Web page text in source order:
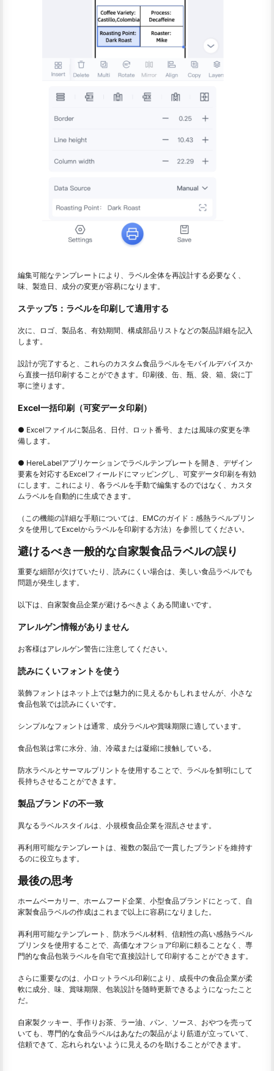
編集可能なテンプレートにより、ラベル全体を再設計する必要なく、
味、製造日、成分の変更が容易になります。
ステップ5：ラベルを印刷して適用する
次に、ロゴ、製品名、有効期間、構成部品リストなどの製品詳細を記入
します。
設計が完了すると、これらのカスタム食品ラベルをモバイルデバイスか
ら直接一括印刷することができます。印刷後、缶、瓶、袋、箱、袋に丁
寧に塗ります。
Excel一括印刷（可変データ印刷）
● Excelファイルに製品名、日付、ロット番号、または風味の変更を準
備します。
● HereLabelアプリケーションでラベルテンプレートを開き、デザイン
要素を対応するExcelフィールドにマッピングし、可変データ印刷を有効
にします。これにより、各ラベルを手動で編集するのではなく、カスタ
ムラベルを自動的に生成できます。
（この機能の詳細な手順については、EMCのガイド：感熱ラベルプリン
タを使用してExcelからラベルを印刷する方法）を参照してください。
避けるべき一般的な自家製食品ラベルの誤り
重要な細部が欠けていたり、読みにくい場合は、美しい食品ラベルでも
問題が発生します。
以下は、自家製食品企業が避けるべきよくある間違いです。
アレルゲン情報がありません
お客様はアレルゲン警告に注意してください。
読みにくいフォントを使う
装飾フォントはネット上では魅力的に見えるかもしれませんが、小さな
食品包装では読みにくいです。
シンプルなフォントは通常、成分ラベルや賞味期限に適しています。
食品包装は常に水分、油、冷蔵または凝縮に接触している。
防水ラベルとサーマルプリントを使用することで、ラベルを鮮明にして
長持ちさせることができます。
製品ブランドの不一致
異なるラベルスタイルは、小規模食品企業を混乱させます。
再利用可能なテンプレートは、複数の製品で一貫したブランドを維持す
るのに役立ちます。
最後の思考
ホームベーカリー、ホームフード企業、小型食品ブランドにとって、自
家製食品ラベルの作成はこれまで以上に容易になりました。
再利用可能なテンプレート、防水ラベル材料、信頼性の高い感熱ラベル
プリンタを使用することで、高価なオフショア印刷に頼ることなく、専
門的な食品包装ラベルを自宅で直接設計して印刷することができます。
さらに重要なのは、小ロットラベル印刷により、成長中の食品企業が柔
軟に成分、味、賞味期限、包装設計を随時更新できるようになったこと
だ。
自家製クッキー、手作りお茶、ラー油、パン、ソース、おやつを売って
いても、専門的な食品ラベルはあなたの製品がより筋道が立っていて、
信頼できて、忘れられないように見えるのを助けることができます。